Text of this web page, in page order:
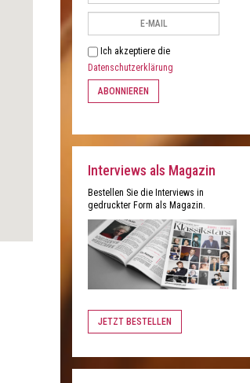
Ich akzeptiere die
Datenschutzerklärung
ABONNIEREN
Interviews als Magazin
Bestellen Sie die Interviews in
gedruckter Form als Magazin.
JETZT BESTELLEN